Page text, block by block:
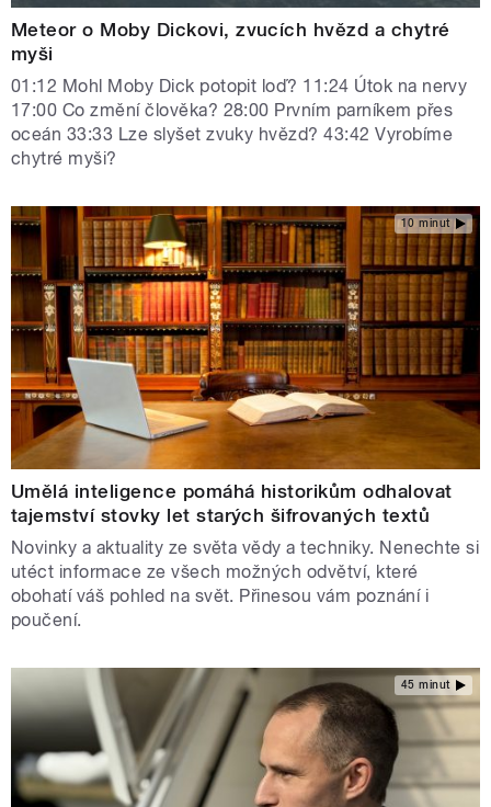
Meteor o Moby Dickovi, zvucích hvězd a chytré
myši
01:12 Mohl Moby Dick potopit loď? 11:24 Útok na nervy
17:00 Co změní člověka? 28:00 Prvním parníkem přes
oceán 33:33 Lze slyšet zvuky hvězd? 43:42 Vyrobíme
chytré myši?
10 minut
Umělá inteligence pomáhá historikům odhalovat
tajemství stovky let starých šifrovaných textů
Novinky a aktuality ze světa vědy a techniky. Nenechte si
utéct informace ze všech možných odvětví, které
obohatí váš pohled na svět. Přinesou vám poznání i
poučení.
45 minut